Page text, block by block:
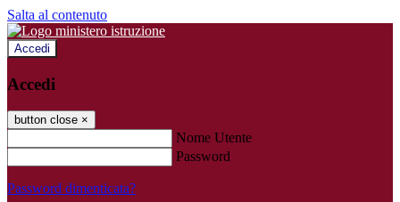
Salta al contenuto
Accedi
Accedi
button close ×
Nome Utente
Password
Password dimenticata?